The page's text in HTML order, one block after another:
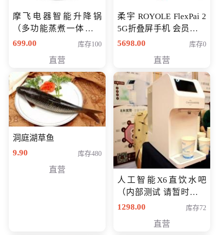
摩飞电器智能升降锅
（多功能蒸煮一体锅）
（智能升降养生锅） 会
699.00 库存100
直营
柔宇 ROYOLE FlexPai 2
5G折叠屏手机 会员专享
购买价格 4998元
5698.00 库存0
直营
洞庭湖草鱼
9.90
库存480
直营
人工智能X6直饮水吧
（内部测试 请暂时不要
购买）
1298.00 库存72
直营